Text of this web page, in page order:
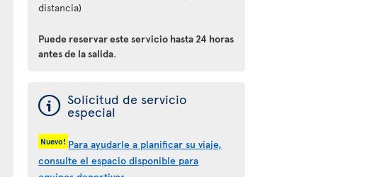
distancia)
Puede reservar este servicio hasta 24 horas
antes de la salida.
ý Solicitud de servicio
especial
Nuevo! Para ayudarle a planificar su viaje,
consulte el espacio disponible para